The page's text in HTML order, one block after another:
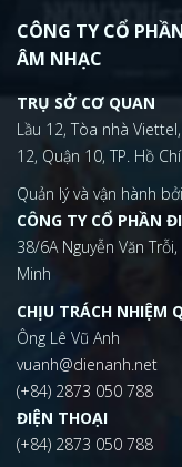
CÔNG TY CỔ
ÂM NHẠC
TRỤ SỞ CƠ QUAN
Lầu 12, Tòa nhà
12, Quận 10, TP. Hồ
Quản lý và vận hành
CÔNG TY CỔ PHẦN
38/6A Nguyễn Văn
Minh
CHỊU TRÁCH NHIỆM
Ông Lê Vũ Anh
vuanh@dienanh.net
(+84) 2873 050 788
ĐIỆN THOẠI
(+84) 2873 050 788